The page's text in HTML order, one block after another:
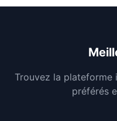
Trouvez la plateforme
préférés